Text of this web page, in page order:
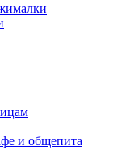
и общепита